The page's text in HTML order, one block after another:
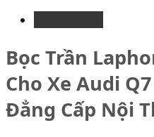
Bọc Trần
Cho Xe Audi
Đẳng Cấp Nội